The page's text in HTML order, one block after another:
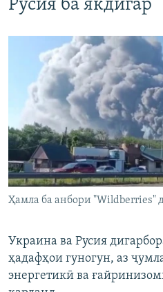
Русия ба якдигар
Ҳамла ба анбори "Wildberries"
Украина ва Русия
ҳадафҳои гуногун, аз
энергетикӣ ва